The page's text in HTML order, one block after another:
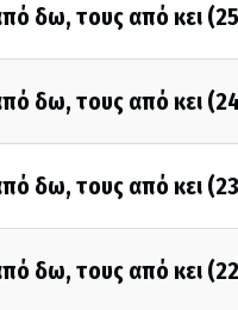
δω, τους από κει
δω, τους από κει
δω, τους από κει
δω, τους από κει